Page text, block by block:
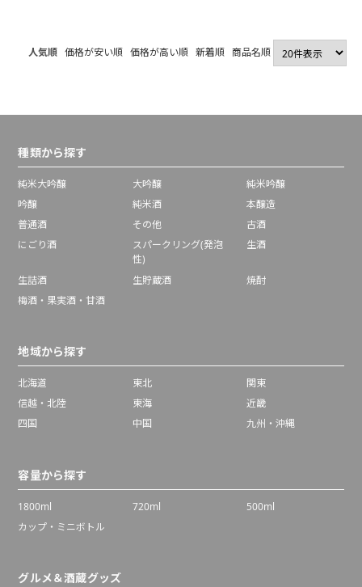
人気順 価格が安い順 価格が高い順 新着順 商品名順
種類から探す
純米大吟醸 大吟醸
純米吟醸
吟醸
純米酒
本醸造
普通酒
その他
古酒
にごり酒
スパークリング(発泡
性)
生酒
生詰酒 生貯蔵酒
焼酎
梅酒・果実酒・甘酒
地域から探す
北海道 東北
関東
信越・北陸
東海
近畿
四国
中国 九州・沖縄
容量から探す
1800ml 720ml
500ml
カップ・ミニボトル
グルメ＆酒蔵グッズ